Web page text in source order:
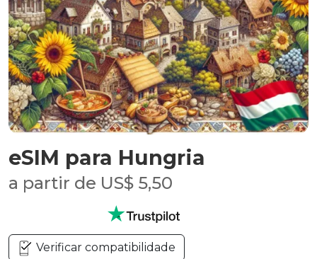
eSIM para Hungria
a partir de US$ 5,50
Verificar compatibilidade